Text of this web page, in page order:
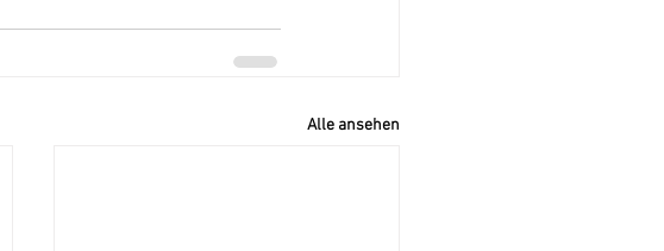
Alle ansehen